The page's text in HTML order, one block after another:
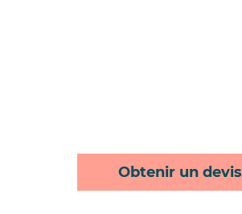
Obtenir un devis